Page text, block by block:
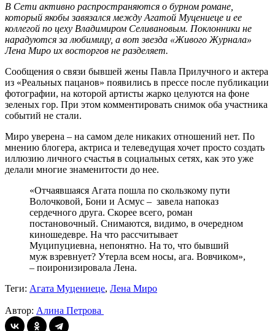
В Сети активно распространяются о бурном романе,
который якобы завязался между Агатой Муцениеце и ее
коллегой по цеху Владимиром Селивановым. Поклонники не
нарадуются за любимицу, а вот звезда «Живого Журнала»
Лена Миро их восторгов не разделяет.
Сообщения о связи бывшей жены Павла Прилучного и актера
из «Реальных пацанов» появились в прессе после публикации
фотографии, на которой артисты жарко целуются на фоне
зеленых гор. При этом комментировать снимок оба участника
событий не стали.
Миро уверена – на самом деле никаких отношений нет. По
мнению блогера, актриса и телеведущая хочет просто создать
иллюзию личного счастья в социальных сетях, как это уже
делали многие знаменитости до нее.
«Отчаявшаяся Агата пошла по скользкому пути
Волочковой, Бони и Асмус – завела напоказ
сердечного друга. Скорее всего, роман
постановочный. Снимаются, видимо, в очередном
киношедевре. На что рассчитывает
Муципуциевна, непонятно. На то, что бывший
муж взревнует? Утерла всем носы, ага. Вовчиком»,
– поиронизировала Лена.
Теги: Агата Муцениеце, Лена Миро
Автор: Алина Петрова